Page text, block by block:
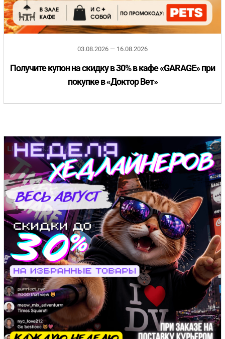
03.08.2026 — 16.08.2026
Получите купон на скидку в 30% в кафе «GARAGE» при
покупке в «Доктор Вет»
Игрушки
Ошейники, поводки, рулетки
Транспортировка
Чистота в доме
Когтеточки, домики, лежанки
Транспортировка
Чистота в доме
Наполнители
Гигиена и красота
Переноски